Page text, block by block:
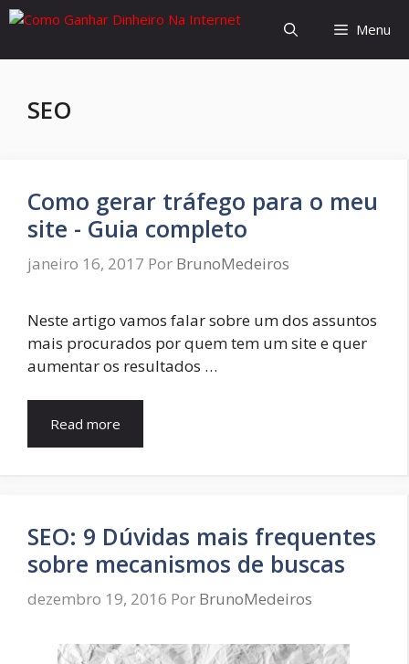
Pular
o
Menu
SEO
Como gerar tráfego para o meu
site - Guia completo
janeiro 16, 2017 Por BrunoMedeiros
Neste artigo vamos falar sobre um dos assuntos
mais procurados por quem tem um site e quer
aumentar os resultados …
Read more
SEO: 9 Dúvidas mais frequentes
sobre mecanismos de buscas
dezembro 19, 2016 Por BrunoMedeiros